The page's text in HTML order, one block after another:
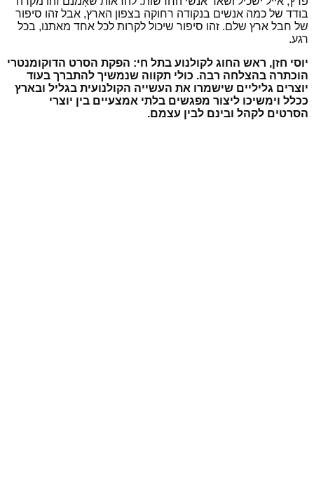
בודד של כמה אנשים בנקודה רחוקה בצפון הארץ, אבל זהו סיפור
של חבל ארץ שלם. זהו סיפור שיכול לקרות לכל אחד מאתנו, בכל
רגע.
יוסי חזן, ראש החוג לקולנוע בתל חי: הפקת הסרט הדוקומנטרי
הוכתרה בהצלחה רבה. כולי תקווה שנמשיך להתברך בעוד
יוצרים גליליים שישמרו את העשייה הקולנועית בגליל ובארץ
ככלל וימשיכו ליצור מפגשים בלתי אמצעיים בין יוצרי
הסרטים לקהל ובינם לבין עצמם.